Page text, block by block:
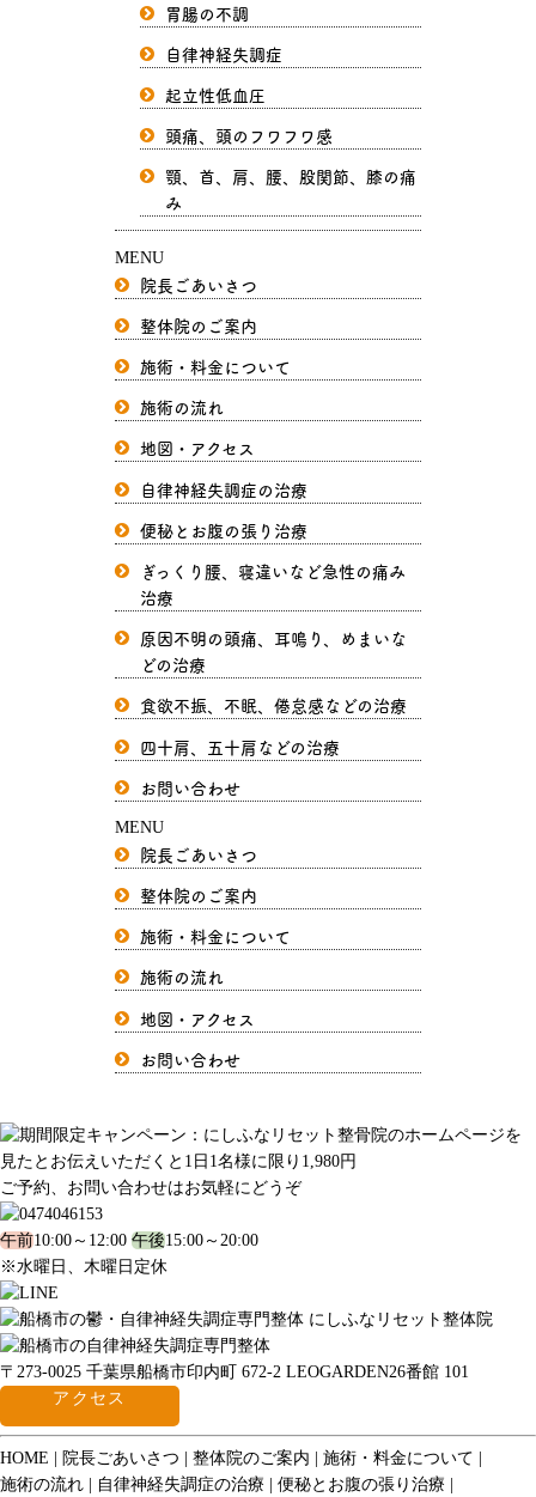
胃腸の不調
自律神経失調症
起立性低血圧
頭痛、頭のフワフワ感
顎、首、肩、腰、股関節、膝の痛
み
MENU
院長ごあいさつ
整体院のご案内
施術・料金について
施術の流れ
地図・アクセス
自律神経失調症の治療
便秘とお腹の張り治療
ぎっくり腰、寝違いなど急性の痛み
治療
原因不明の頭痛、耳鳴り、めまいな
どの治療
食欲不振、不眠、倦怠感などの治療
四十肩、五十肩などの治療
お問い合わせ
MENU
院長ごあいさつ
整体院のご案内
施術・料金について
施術の流れ
地図・アクセス
お問い合わせ
ご予約、お問い合わせはお気軽にどうぞ
午前10:00～12:00 午後15:00～20:00
※水曜日、木曜日定休
〒273-0025 千葉県船橋市印内町 672-2 LEOGARDEN26番館 101
アクセス
HOME 院長ごあいさつ 整体院のご案内
施術・料金について
施術の流れ
自律神経失調症の治療 便秘とお腹の張り治療